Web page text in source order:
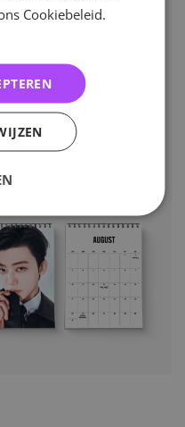
Cookiebeleid.